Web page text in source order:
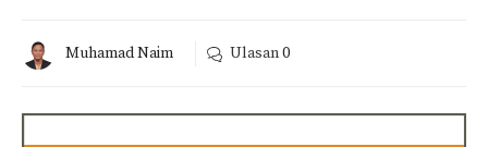
Muhamad Naim Ulasan0